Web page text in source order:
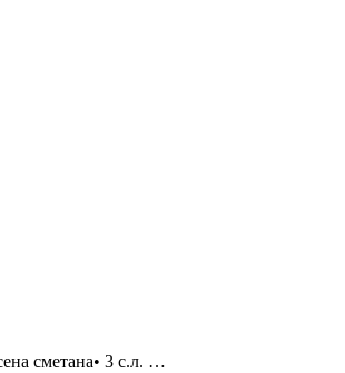
сметана• 3 с.л. …